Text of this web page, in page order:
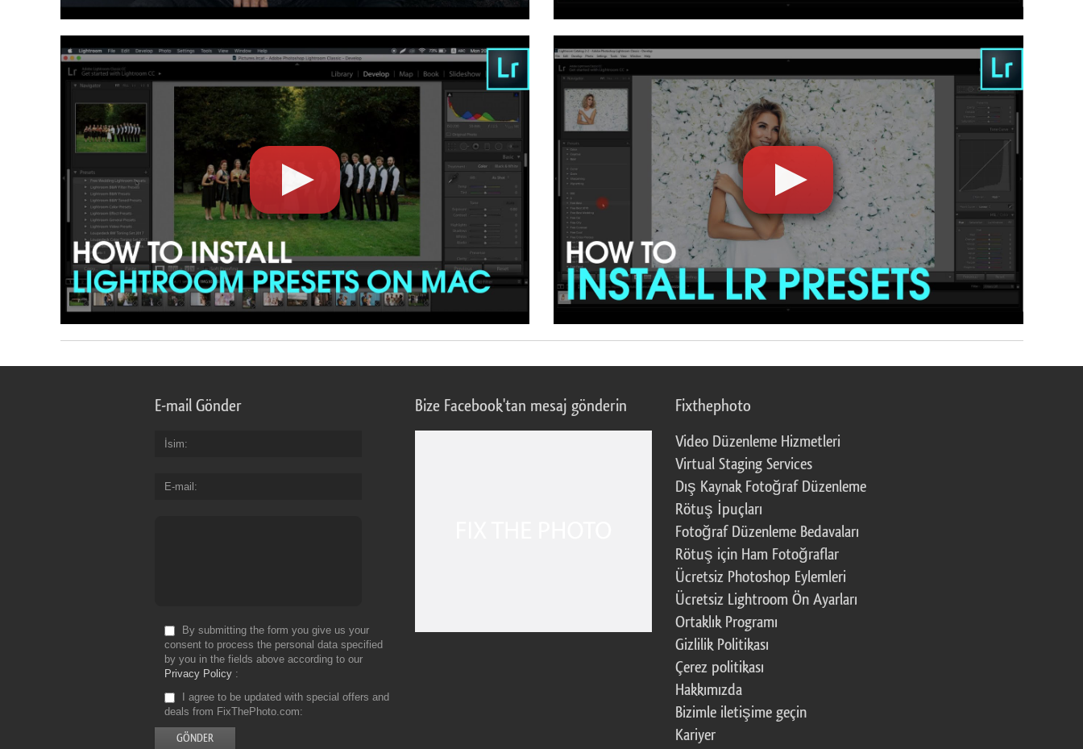
E-mail Gönder
İsim
E-mail
By submitting the form you give us your
consent to process the personal data specified
by you in the fields above according to our
Privacy Policy
I agree to be updated with special offers and
deals from FixThePhoto.com
Bize Facebook'tan mesaj gönderin Fixthephoto
Video Düzenleme Hizmetleri
Virtual Staging Services
Dış Kaynak Fotoğraf Düzenleme
Rötuş İpuçları
Fotoğraf Düzenleme Bedavaları
Rötuş için Ham Fotoğraflar
Ücretsiz Photoshop Eylemleri
Ücretsiz Lightroom Ön Ayarları
Ortaklık Programı
Gizlilik Politikası
Çerez politikası
Hakkımızda
Bizimle iletişime geçin
Kariyer